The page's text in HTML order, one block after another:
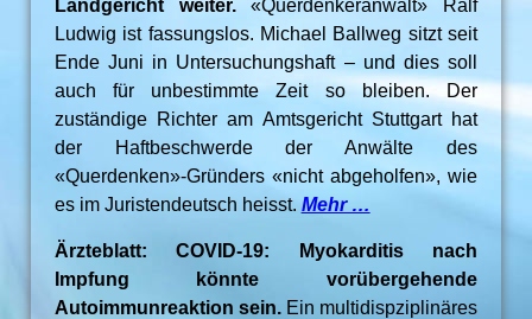
Landgericht weiter.«Querdenkeranwalt» Ralf
Ludwig ist fassungslos. Michael Ballweg sitzt seit
Ende Juni in Untersuchungshaft – und dies soll
auch für unbestimmte Zeit so bleiben. Der
zuständige Richter am Amtsgericht Stuttgart hat
der Haftbeschwerde der Anwälte des
«Querdenken»-Gründers «nicht abgeholfen», wie
es im Juristendeutsch heisst. Mehr …
Ärzteblatt: COVID-19: Myokarditis nach
Impfung könnte vorübergehende
Autoimmunreaktion sein. Ein multidispziplinäres